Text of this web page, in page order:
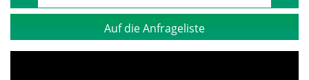
Auf die Anfrageliste